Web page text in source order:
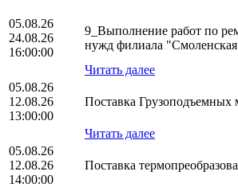
05.08.26
24.08.26
16:00:00
9_Выполнение работ по
нужд филиала
Читать далее
05.08.26
12.08.26
13:00:00
Поставка
Читать далее
05.08.26
12.08.26
14:00:00
Поставка